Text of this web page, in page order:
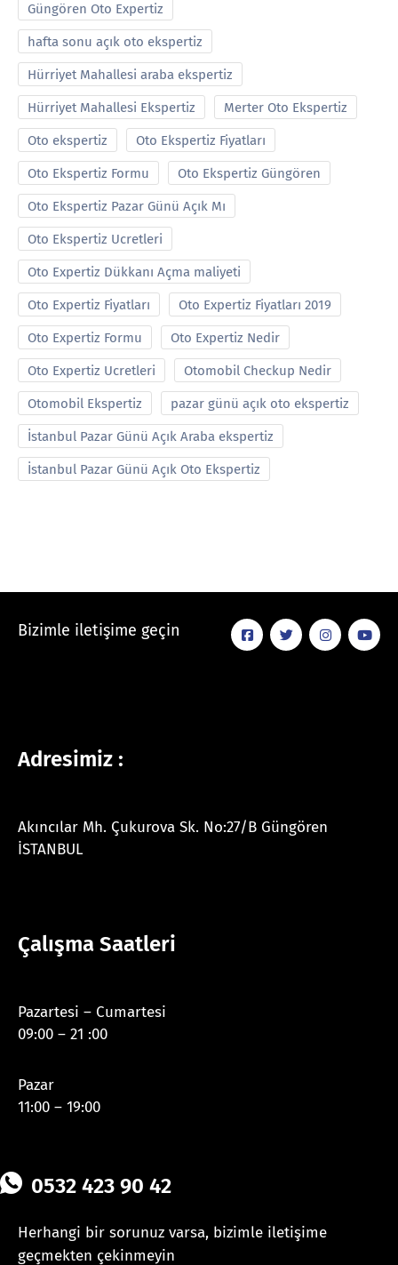
Güngören Oto Expertiz
hafta sonu açık oto ekspertiz
Hürriyet Mahallesi araba ekspertiz
Hürriyet Mahallesi Ekspertiz Merter Oto Ekspertiz
Oto ekspertiz Oto Ekspertiz Fiyatları
Oto Ekspertiz Formu Oto Ekspertiz Güngören
Oto Ekspertiz Pazar Günü Açık Mı
Oto Ekspertiz Ucretleri
Oto Expertiz Dükkanı Açma maliyeti
Oto Expertiz Fiyatları Oto Expertiz Fiyatları 2019
Oto Expertiz Formu Oto Expertiz Nedir
Oto Expertiz Ucretleri Otomobil Checkup Nedir
Otomobil Ekspertiz pazar günü açık oto ekspertiz
İstanbul Pazar Günü Açık Araba ekspertiz
İstanbul Pazar Günü Açık Oto Ekspertiz
Bizimle iletişime geçin
Adresimiz :
Akıncılar Mh. Çukurova Sk. No:27/B Güngören
İSTANBUL
Çalışma Saatleri
Pazartesi – Cumartesi
09:00 – 21 :00
Pazar
11:00 – 19:00
0532 423 90 42
Herhangi bir sorunuz varsa, bizimle iletişime
geçmekten çekinmeyin